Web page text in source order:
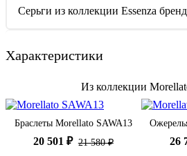
Серьги из коллекции Essenza
Характеристики
Из коллекции
Браслеты Morellato SAWA13
20 501 ₽ 21 580 ₽ 26